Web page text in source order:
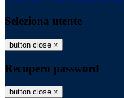
Seleziona utente
button close ×
Recupero password
button close ×